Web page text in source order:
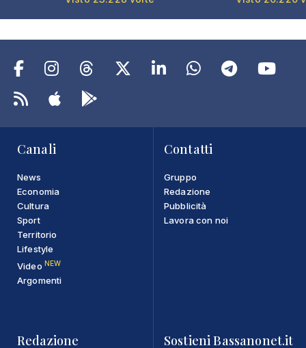
Canali
News
Economia
Cultura
Sport
Territorio
Lifestyle
Video NEW
Argomenti
Contatti
Gruppo
Redazione
Pubblicità
Lavora con noi
Redazione Sostieni Bassanonet.it